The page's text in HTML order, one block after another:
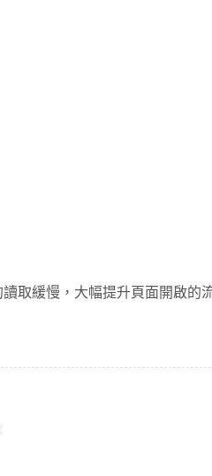
取緩慢，大幅提升頁面開啟的